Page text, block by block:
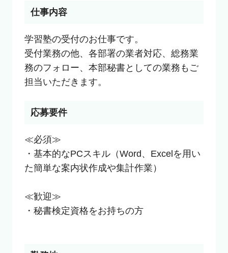
転職のご相談・登録
仕事内容
学習塾の受付のお仕事です。
受付業務の他、各部署の業者対応、総務業
務のフォロー、本部秘書としての業務もご
担当いただきます。
応募要件
≪必須≫
・基本的なPCスキル（Word、Excelを用い
た簡単な案内状作成や集計作業）
≪歓迎≫
・秘書検定資格をお持ちの方